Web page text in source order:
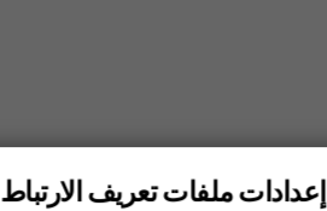
إعدادات ملفات تعريف الارتباط